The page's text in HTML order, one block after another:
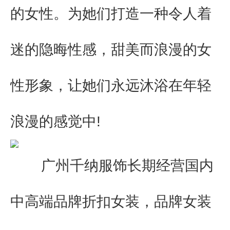
的女性。为她们打造一种令人着
迷的隐晦性感，甜美而浪漫的女
性形象，让她们永远沐浴在年轻
浪漫的感觉中!
广州千纳服饰长期经营国内
中高端品牌折扣女装，品牌女装